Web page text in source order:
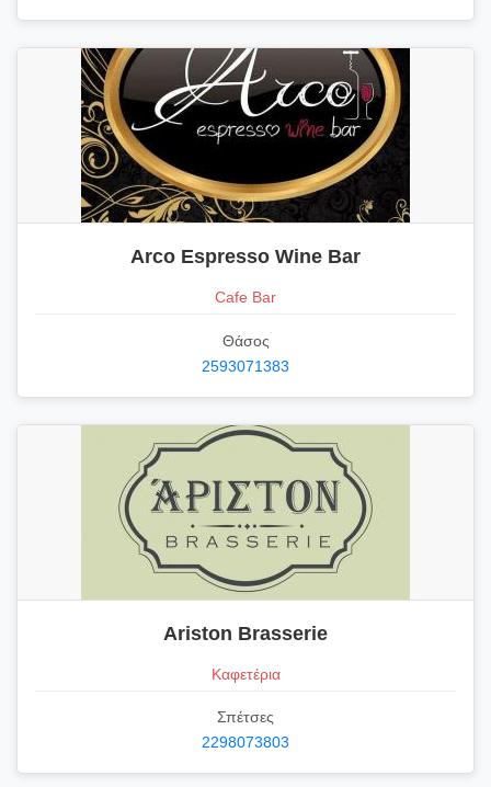
Arco Espresso Wine Bar
Cafe Bar
Θάσος
2593071383
Ariston Brasserie
Καφετέρια
Σπέτσες
2298073803